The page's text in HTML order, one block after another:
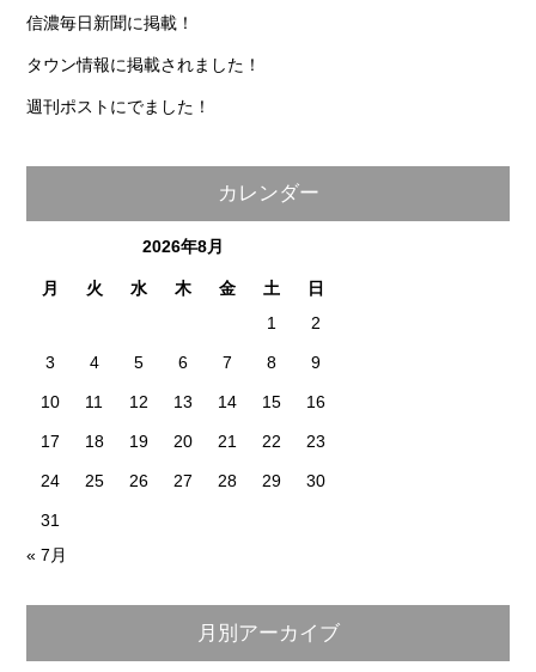
信濃毎日新聞に掲載！
タウン情報に掲載されました！
週刊ポストにでました！
カレンダー
2026年8月
月 火 水 木 金 土
日
1
2
3 4 5 6 7 8 9
10 11 12 13 14 15 16
17 18 19 20 21 22 23
24 25 26 27 28 29 30
31
« 7月
月別アーカイブ